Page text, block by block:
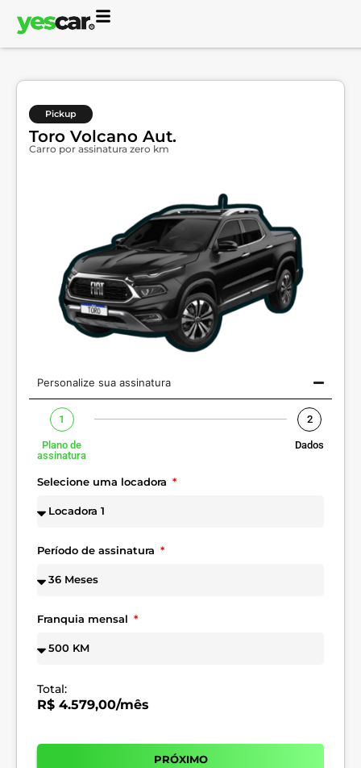
Pickup
Toro Volcano Aut.
Carro por assinatura zero km
Personalize sua assinatura
1
Plano de
assinatura
2
Dados
Selecione uma locadora
Período de assinatura
Franquia mensal
Total:
R$ 4.579,00/mês
PRÓXIMO